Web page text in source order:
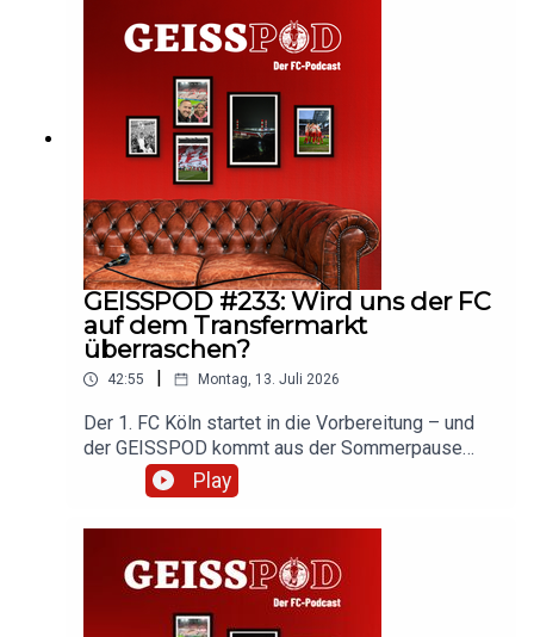
GEISSPOD #233: Wird uns der FC
auf dem Transfermarkt
überraschen?
42:55 Montag, 13. Juli 2026
Der 1. FC Köln startet in die Vorbereitung – und
der GEISSPOD kommt aus der Sommerpause
zurück. Wie steht es um die Kaderplanung? Was
steckt wirklich hinter dem Skhiri-Alvarez-Gerücht?
Und was sagt Thomas Kessler zur neuen Saison?
Hört rein und diskutiert mit!So wurde der
GEISSPOD produziertMikrofon: Shure
MV7+Mischpult: Rode Podcaster
ProSoftware: Audacity
Play